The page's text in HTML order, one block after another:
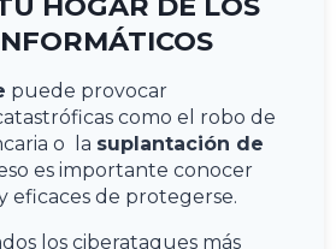
puede provocar
como el robo de
o la suplantación de
es importante conocer
eficaces de protegerse.
los ciberataques más